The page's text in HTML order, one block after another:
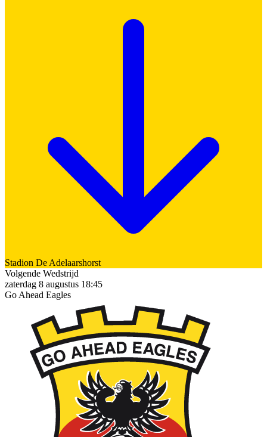
Stadion De Adelaarshorst
Volgende Wedstrijd
zaterdag 8 augustus 18:45
Go Ahead Eagles